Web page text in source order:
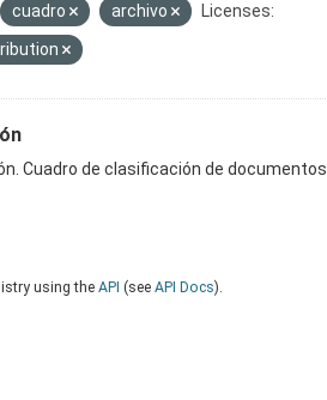
cuadro archivo
Licenses:
Cuadro de clasificación de documentos.
using the API (see API Docs).